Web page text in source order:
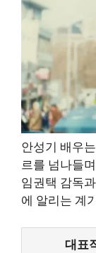
안성기 배우는
르를 넘나들
임권택 감독
에 알리는 계
대표